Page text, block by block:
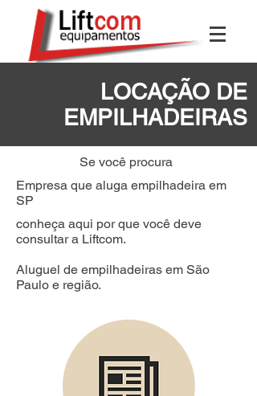
LOCAÇÃO DE
EMPILHADEIRAS
Se você procura
Empresa que aluga empilhadeira em
SP
conheça aqui por que você deve
consultar a Liftcom.
Aluguel de empilhadeiras em São
Paulo e região.